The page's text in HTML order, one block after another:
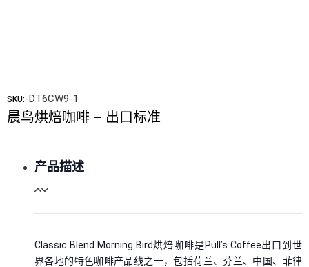
SKU:-DT6CW9-1
晨鸟烘焙咖啡 – 出口标准
产品描述
Classic Blend Morning Bird烘焙咖啡是Pull’s Coffee出口到世
界各地的特色咖啡产品线之一，包括荷兰、芬兰、中国、菲律